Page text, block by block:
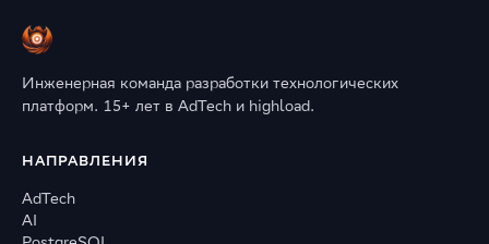
Инженерная команда разработки технологических
платформ. 15+ лет в AdTech и highload.
НАПРАВЛЕНИЯ
AdTech
AI